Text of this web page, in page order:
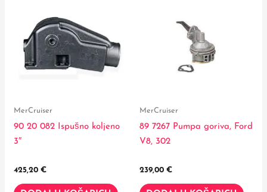
MerCruiser
90 20 082 Ispušno koljeno
3″
425,20€
MerCruiser
89 7267 Pumpa goriva, Ford
V8, 302
239,00 €